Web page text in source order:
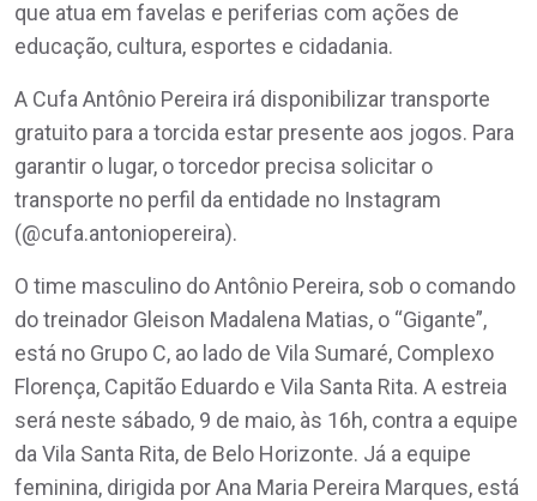
que atua em favelas e periferias com ações de
educação, cultura, esportes e cidadania.
A Cufa Antônio Pereira irá disponibilizar transporte
gratuito para a torcida estar presente aos jogos. Para
garantir o lugar, o torcedor precisa solicitar o
transporte no perfil da entidade no Instagram
(@cufa.antoniopereira).
O time masculino do Antônio Pereira, sob o comando
do treinador Gleison Madalena Matias, o “Gigante”,
está no Grupo C, ao lado de Vila Sumaré, Complexo
Florença, Capitão Eduardo e Vila Santa Rita. A estreia
será neste sábado, 9 de maio, às 16h, contra a equipe
da Vila Santa Rita, de Belo Horizonte. Já a equipe
feminina, dirigida por Ana Maria Pereira Marques, está